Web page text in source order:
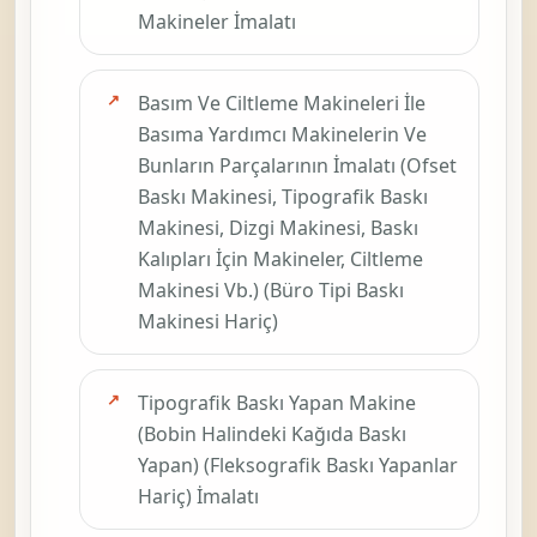
makinelerin
imalatı olarak
görünür. Fiili
faaliyet bu
başlığa
kayıyorsa bu
kod da ayrıca
kontrol
edilmelidir.
Bu sayfadaki
odak basım ve
ciltleme
makineleri ile